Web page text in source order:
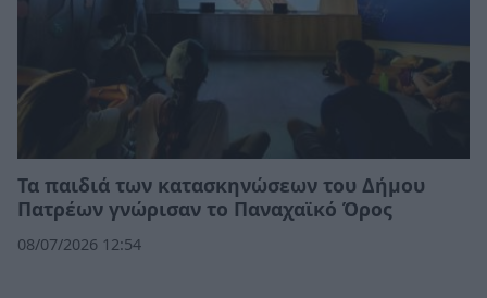
Τα παιδιά των κατασκηνώσεων του Δήμου
Πατρέων γνώρισαν το Παναχαϊκό Όρος
08/07/2026 12:54